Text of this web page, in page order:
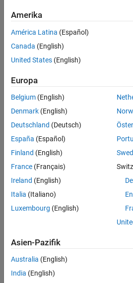
Amerika
América Latina (Español)
Canada (English)
United States (English)
Europa
Belgium (English)
Denmark (English)
Deutschland (Deutsch)
España (Español)
Finland (English)
France (Français)
Ireland (English)
Italia (Italiano)
Luxembourg (English)
Asien-Pazifik
Australia (English)
India (English)
Trust Center
Datendiebstahl verhindern
Status
© 1994-2026 The MathWorks, Inc.